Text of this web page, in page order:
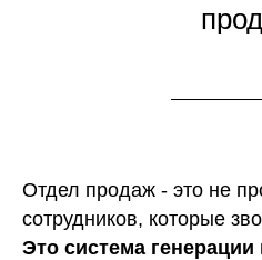
Отдел продаж - это не
сотрудников, которые
Это система